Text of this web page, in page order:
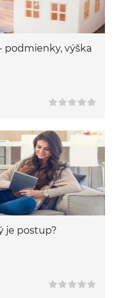
podmienky, výška
je postup?